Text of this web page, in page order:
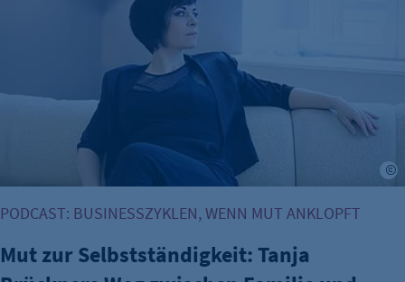
PODCAST: BUSINESSZYKLEN, WENN MUT ANKLOPFT
Mut zur Selbstständigkeit: Tanja